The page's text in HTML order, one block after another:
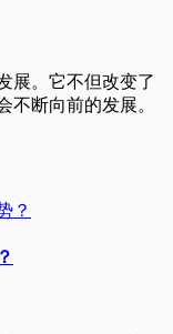
展。它不但改变了
不断向前的发展。